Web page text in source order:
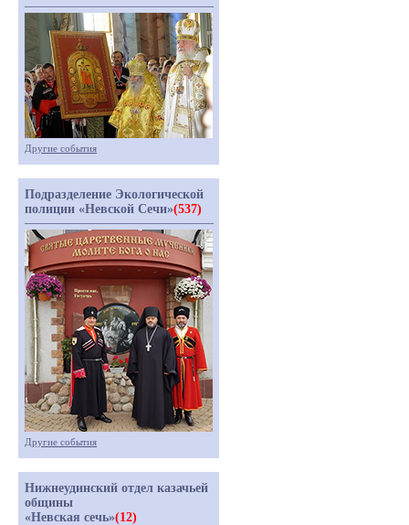
Другие события
Подразделение Экологической
полиции «Невской Сечи»(537)
Другие события
Нижнеудинский отдел казачьей
общины
«Невская сечь»(12)